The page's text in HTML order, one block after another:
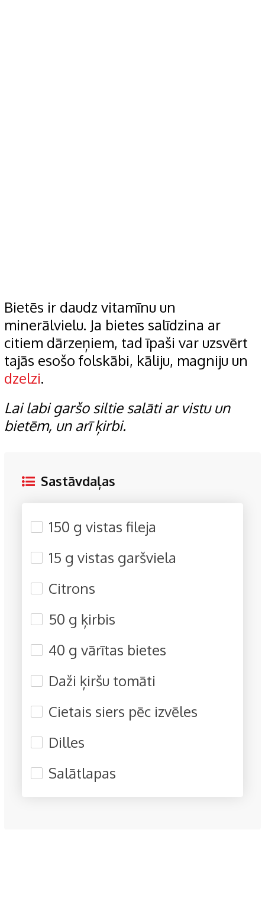
Bietēs ir daudz vitamīnu un
minerālvielu. Ja bietes salīdzina ar
citiem dārzeņiem, tad īpaši var uzsvērt
tajās esošo folskābi, kāliju, magniju un
dzelzi.
Lai labi garšo siltie salāti ar vistu un
bietēm, un arī ķirbi.
Sastāvdaļas
150 g vistas fileja
15 g vistas garšviela
Citrons
50 g ķirbis
40 g vārītas bietes
Daži ķiršu tomāti
Cietais siers pēc izvēles
Dilles
Salātlapas